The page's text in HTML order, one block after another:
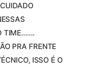
TIME…….
PRA FRENTE
ISSO É O